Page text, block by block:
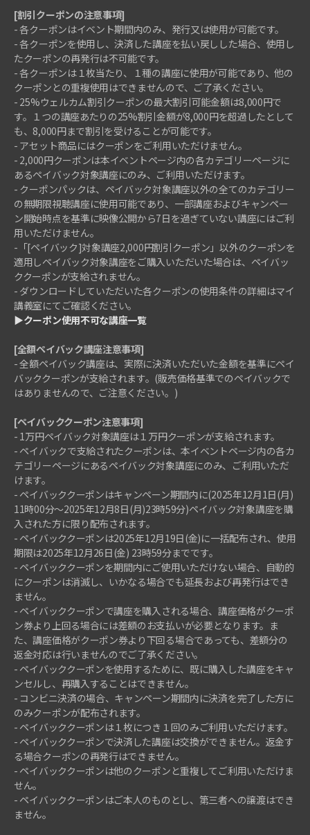
[割引クーポンの注意事項]
- 各クーポンはイベント期間内のみ、発行又は使用が可能です。
- 各クーポンを使用し、決済した講座を払い戻しした場合、使用し
たクーポンの再発行は不可能です。
- 各クーポンは１枚当たり、１種の講座に使用が可能であり、他の
クーポンとの重複使用はできませんので、ご了承ください。
- 25%ウェルカム割引クーポンの最大割引可能金額は8,000円で
す。１つの講座あたりの25%割引金額が8,000円を超過したとして
も、8,000円まで割引を受けることが可能です。
- アセット商品にはクーポンをご利用いただけません。
- 2,000円クーポンは本イベントページ内の各カテゴリーページに
あるペイバック対象講座にのみ、ご利用いただけます。
- クーポンパックは、ペイバック対象講座以外の全てのカテゴリー
の無期限視聴講座に使用可能であり、一部講座およびキャンペー
ン開始時点を基準に映像公開から7日を過ぎていない講座にはご利
用いただけません。
-「[ペイバック]対象講座2,000円割引クーポン」以外のクーポンを
適用しペイバック対象講座をご購入いただいた場合は、ペイバッ
ククーポンが支給されません。
- ダウンロードしていただいた各クーポンの使用条件の詳細はマイ
講義室にてご確認ください。
▶クーポン使用不可な講座一覧
[全額ペイバック講座注意事項]
- 全額ペイバック講座は、実際に決済いただいた金額を基準にペイ
バッククーポンが支給されます。(販売価格基準でのペイバックで
はありませんので、ご注意ください。)
[ペイバッククーポン注意事項]
- 1万円ペイバック対象講座は１万円クーポンが支給されます。
- ペイバックで支給されたクーポンは、本イベントページ内の各カ
テゴリーページにあるペイバック対象講座にのみ、ご利用いただ
けます。
- ペイバッククーポンはキャンペーン期間内に(2025年12月1日(月)
11時00分～2025年12月8日(月)23時59分)ペイバック対象講座を購
入された方に限り配布されます。
- ペイバッククーポンは2025年12月19日(金)に一括配布され、使用
期限は2025年12月26日(金) 23時59分までです。
- ペイバッククーポンを期間内にご使用いただけない場合、自動的
にクーポンは消滅し、いかなる場合でも延長および再発行はでき
ません。
- ペイバッククーポンで講座を購入される場合、講座価格がクーポ
ン券より上回る場合には差額のお支払いが必要となります。ま
た、講座価格がクーポン券より下回る場合であっても、差額分の
返金対応は行いませんのでご了承ください。
- ペイバッククーポンを使用するために、既に購入した講座をキャ
ンセルし、再購入することはできません。
- コンビニ決済の場合、キャンペーン期間内に決済を完了した方に
のみクーポンが配布されます。
- ペイバッククーポンは１枚につき１回のみご利用いただけます。
- ペイバッククーポンで決済した講座は交換ができません。返金す
る場合クーポンの再発行はできません。
- ペイバッククーポンは他のクーポンと重複してご利用いただけま
せん。
- ペイバッククーポンはご本人のものとし、第三者への譲渡はでき
ません。